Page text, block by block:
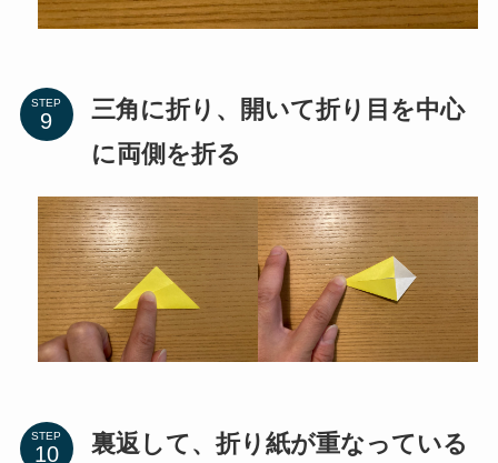
STEP
三角に折り、開いて折り目を中心
に両側を折る
STEP 裏返して、折り紙が重なっている